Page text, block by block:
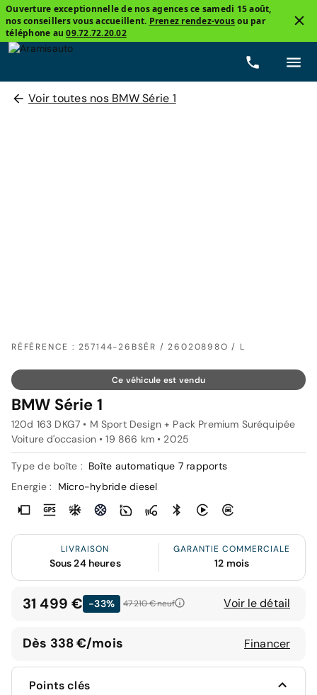
Ouverture exceptionnelle de nos agences ce samedi 15 août,
nos conseillers vous accueillent. Prenez rendez-vousou par
téléphone au09.72.72.20.02
Voir toutes nos BMW Série 1
RÉFÉRENCE : 257144-26BSÉR / 26020898O / L
Ce véhicule est vendu
BMW Série 1
120d 163 DKG7 • M Sport Design + Pack Premium Suréquipée
Voiture d'occasion • 19 866 km • 2025
Type de boîte : Boîte automatique 7 rapports
Energie :
Micro-hybride diesel
LIVRAISON
Sous 24 heures
GARANTIE COMMERCIALE
12 mois
31 499 € -33% 47 210 €neuf Voir le détail
Dès 338 €/mois Financer
Points clés